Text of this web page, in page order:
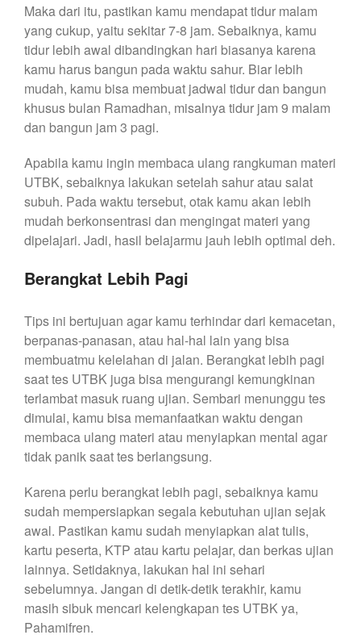
Maka dari itu, pastikan kamu mendapat tidur malam
yang cukup, yaitu sekitar 7-8 jam. Sebaiknya, kamu
tidur lebih awal dibandingkan hari biasanya karena
kamu harus bangun pada waktu sahur. Biar lebih
mudah, kamu bisa membuat jadwal tidur dan bangun
khusus bulan Ramadhan, misalnya tidur jam 9 malam
dan bangun jam 3 pagi.
Apabila kamu ingin membaca ulang rangkuman materi
UTBK, sebaiknya lakukan setelah sahur atau salat
subuh. Pada waktu tersebut, otak kamu akan lebih
mudah berkonsentrasi dan mengingat materi yang
dipelajari. Jadi, hasil belajarmu jauh lebih optimal deh.
Berangkat Lebih Pagi
Tips ini bertujuan agar kamu terhindar dari kemacetan,
berpanas-panasan, atau hal-hal lain yang bisa
membuatmu kelelahan di jalan. Berangkat lebih pagi
saat tes UTBK juga bisa mengurangi kemungkinan
terlambat masuk ruang ujian. Sembari menunggu tes
dimulai, kamu bisa memanfaatkan waktu dengan
membaca ulang materi atau menyiapkan mental agar
tidak panik saat tes berlangsung.
Karena perlu berangkat lebih pagi, sebaiknya kamu
sudah mempersiapkan segala kebutuhan ujian sejak
awal. Pastikan kamu sudah menyiapkan alat tulis,
kartu peserta, KTP atau kartu pelajar, dan berkas ujian
lainnya. Setidaknya, lakukan hal ini sehari
sebelumnya. Jangan di detik-detik terakhir, kamu
masih sibuk mencari kelengkapan tes UTBK ya,
Pahamifren.